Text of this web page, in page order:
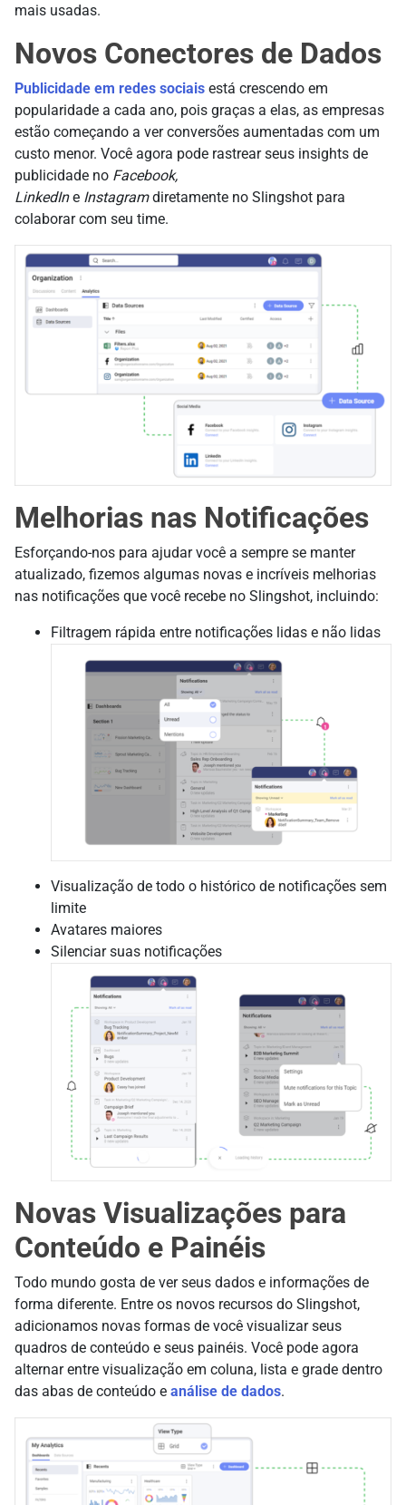
mais usadas.
Novos Conectores de Dados
Publicidade em redes sociais está crescendo em
popularidade a cada ano, pois graças a elas, as empresas
estão começando a ver conversões aumentadas com um
custo menor. Você agora pode rastrear seus insights de
publicidade no Facebook,
LinkedIne Instagramdiretamente no Slingshot para
colaborar com seu time.
Melhorias nas Notificações
Esforçando-nos para ajudar você a sempre se manter
atualizado, fizemos algumas novas e incríveis melhorias
nas notificações que você recebe no Slingshot, incluindo:
Filtragem rápida entre notificações lidas e não lidas
Visualização de todo o histórico de notificações sem
limite
Avatares maiores
Silenciar suas notificações
Novas Visualizações para
Conteúdo e Painéis
Todo mundo gosta de ver seus dados e informações de
forma diferente. Entre os novos recursos do Slingshot,
adicionamos novas formas de você visualizar seus
quadros de conteúdo e seus painéis. Você pode agora
alternar entre visualização em coluna, lista e grade dentro
das abas de conteúdo e análise de dados.